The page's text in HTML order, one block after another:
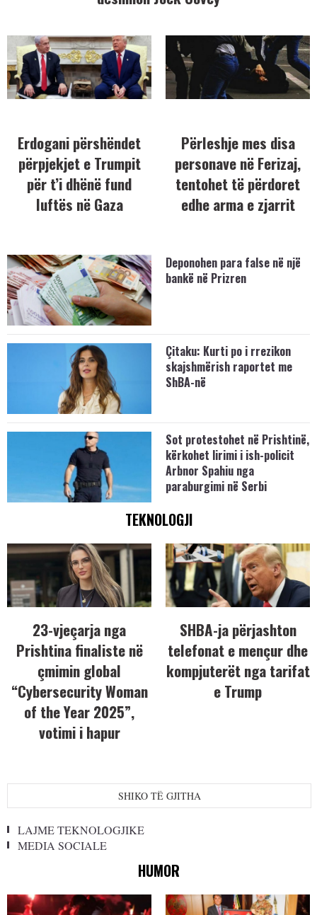
Erdogani përshëndet
përpjekjet e Trumpit
për t’i dhënë fund
luftës në Gaza
Përleshje mes disa
personave në Ferizaj,
tentohet të përdoret
edhe arma e zjarrit
Deponohen para false në një
bankë në Prizren
Çitaku: Kurti po i rrezikon
skajshmërish raportet me
ShBA-në
Sot protestohet në Prishtinë,
kërkohet lirimi i ish-policit
Arbnor Spahiu nga
paraburgimi në Serbi
TEKNOLOGJI
23-vjeçarja nga
Prishtina finaliste në
çmimin global
“Cybersecurity Woman
of the Year 2025”,
votimi i hapur
SHBA-ja përjashton
telefonat e mençur dhe
kompjuterët nga tarifat
e Trump
SHIKO TË GJITHA
LAJME TEKNOLOGJIKE
MEDIA SOCIALE
HUMOR